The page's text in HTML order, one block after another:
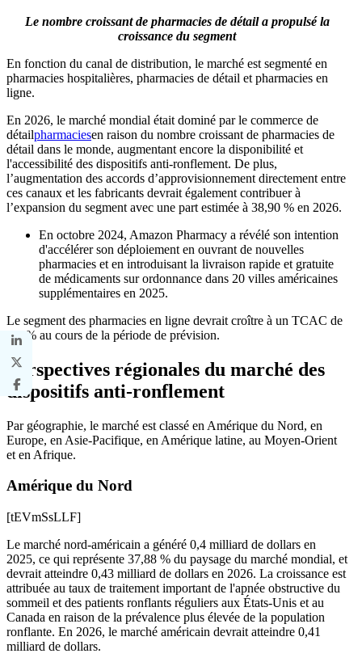
Le nombre croissant de pharmacies de détail a propulsé la
croissance du segment
En fonction du canal de distribution, le marché est segmenté en
pharmacies hospitalières, pharmacies de détail et pharmacies en
ligne.
En 2026, le marché mondial était dominé par le commerce de
détailpharmaciesen raison du nombre croissant de pharmacies de
détail dans le monde, augmentant encore la disponibilité et
l'accessibilité des dispositifs anti-ronflement. De plus,
l’augmentation des accords d’approvisionnement directement entre
ces canaux et les fabricants devrait également contribuer à
l’expansion du segment avec une part estimée à 38,90 % en 2026.
En octobre 2024, Amazon Pharmacy a révélé son intention
d'accélérer son déploiement en ouvrant de nouvelles
pharmacies et en introduisant la livraison rapide et gratuite
de médicaments sur ordonnance dans 20 villes américaines
supplémentaires en 2025.
Le segment des pharmacies en ligne devrait croître à un TCAC de
8,3 % au cours de la période de prévision.
Perspectives régionales du marché des
dispositifs anti-ronflement
Par géographie, le marché est classé en Amérique du Nord, en
Europe, en Asie-Pacifique, en Amérique latine, au Moyen-Orient
et en Afrique.
Amérique du Nord
[tEVmSsLLF]
Le marché nord-américain a généré 0,4 milliard de dollars en
2025, ce qui représente 37,88 % du paysage du marché mondial, et
devrait atteindre 0,43 milliard de dollars en 2026. La croissance est
attribuée au taux de traitement important de l'apnée obstructive du
sommeil et des patients ronflants réguliers aux États-Unis et au
Canada en raison de la prévalence plus élevée de la population
ronflante. En 2026, le marché américain devrait atteindre 0,41
milliard de dollars.